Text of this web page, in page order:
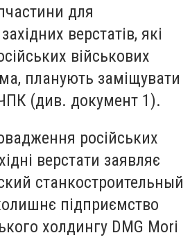
для
верстатів, які
військових
планують заміщувати
(див. документ 1).
російських
верстати заявляє
станкостроительный
підприємство
холдингу DMG Mori